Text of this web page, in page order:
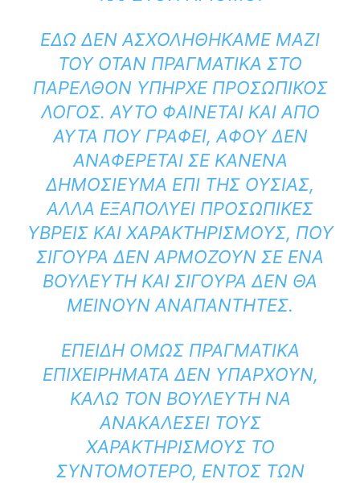
ΕΔΏ ΔΕΝ ΑΣΧΟΛΗΘΉΚΑΜΕ ΜΑΖΊ
ΤΟΥ ΌΤΑΝ ΠΡΑΓΜΑΤΙΚΆ ΣΤΟ
ΠΑΡΕΛΘΌΝ ΥΠΉΡΧΕ ΠΡΟΣΩΠΙΚΌΣ
ΛΌΓΟΣ. ΑΥΤΌ ΦΑΊΝΕΤΑΙ ΚΑΙ ΑΠΌ
ΑΥΤΆ ΠΟΥ ΓΡΆΦΕΙ, ΑΦΟΎ ΔΕΝ
ΑΝΑΦΈΡΕΤΑΙ ΣΕ ΚΑΝΈΝΑ
ΔΗΜΟΣΊΕΥΜΑ ΕΠΊ ΤΗΣ ΟΥΣΊΑΣ,
ΑΛΛΆ ΕΞΑΠΟΛΎΕΙ ΠΡΟΣΩΠΙΚΈΣ
ΎΒΡΕΙΣ ΚΑΙ ΧΑΡΑΚΤΗΡΙΣΜΟΎΣ, ΠΟΥ
ΣΊΓΟΥΡΑ ΔΕΝ ΑΡΜΌΖΟΥΝ ΣΕ ΈΝΑ
ΒΟΥΛΕΥΤΉ ΚΑΙ ΣΊΓΟΥΡΑ ΔΕΝ ΘΑ
ΜΕΊΝΟΥΝ ΑΝΑΠΆΝΤΗΤΕΣ.
ΕΠΕΙΔΉ ΌΜΩΣ ΠΡΑΓΜΑΤΙΚΆ
ΕΠΙΧΕΙΡΉΜΑΤΑ ΔΕΝ ΥΠΆΡΧΟΥΝ,
ΚΑΛΏ ΤΟΝ ΒΟΥΛΕΥΤΉ ΝΑ
ΑΝΑΚΑΛΈΣΕΙ ΤΟΥΣ
ΧΑΡΑΚΤΗΡΙΣΜΟΎΣ ΤΟ
ΣΥΝΤΟΜΌΤΕΡΟ, ΕΝΤΌΣ ΤΩΝ